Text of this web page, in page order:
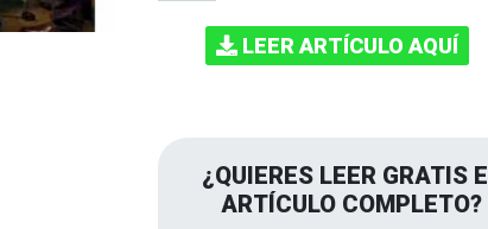
LEER ARTÍCULO AQUÍ
¿QUIERES LEER GRATIS
ARTÍCULO COMPLETO?